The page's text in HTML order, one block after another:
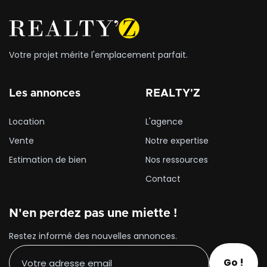
Votre projet mérite l'emplacement parfait.
Les annonces
Location
Vente
Estimation de bien
REALTY'Z
L'agence
Notre expertise
Nos ressources
Contact
N'en perdez pas une miette !
Restez informé des nouvelles annonces.